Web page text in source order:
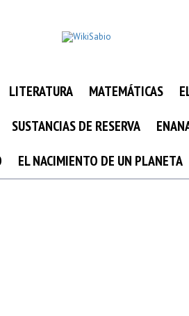
LITERATURA MATEMÁTICAS
SUSTANCIAS DE RESERVA
EL NACIMIENTO DE UN PLANETA